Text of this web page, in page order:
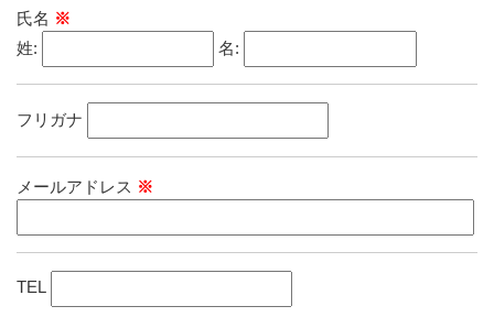
氏名 ※
姓:
名:
フリガナ
メールアドレス ※
TEL